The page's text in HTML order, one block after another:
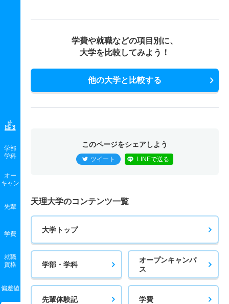
学部
学科
オー
キャン
先輩
学費
就職
資格
偏差値
学費や就職などの項目別に、
大学を比較してみよう！
他の大学と比較する
このページをシェアしよう
ツイート LINEで送る
天理大学のコンテンツ一覧
大学トップ
学部・学科
オープンキャンパ
ス
先輩体験記 学費